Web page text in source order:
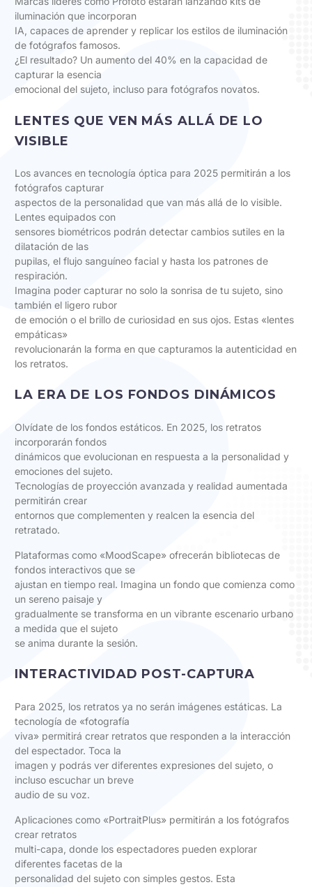
iluminación que incorporan
IA, capaces de aprender y replicar los estilos de iluminación
de fotógrafos famosos.
¿El resultado? Un aumento del 40% en la capacidad de
capturar la esencia
emocional del sujeto, incluso para fotógrafos novatos.
LENTES QUE VEN MÁS ALLÁ DE LO
VISIBLE
Los avances en tecnología óptica para 2025 permitirán a los
fotógrafos capturar
aspectos de la personalidad que van más allá de lo visible.
Lentes equipados con
sensores biométricos podrán detectar cambios sutiles en la
dilatación de las
pupilas, el flujo sanguíneo facial y hasta los patrones de
respiración.
Imagina poder capturar no solo la sonrisa de tu sujeto, sino
también el ligero rubor
de emoción o el brillo de curiosidad en sus ojos. Estas «lentes
empáticas»
revolucionarán la forma en que capturamos la autenticidad en
los retratos.
LA ERA DE LOS FONDOS DINÁMICOS
Olvídate de los fondos estáticos. En 2025, los retratos
incorporarán fondos
dinámicos que evolucionan en respuesta a la personalidad y
emociones del sujeto.
Tecnologías de proyección avanzada y realidad aumentada
permitirán crear
entornos que complementen y realcen la esencia del
retratado.
Plataformas como «MoodScape» ofrecerán bibliotecas de
fondos interactivos que se
ajustan en tiempo real. Imagina un fondo que comienza como
un sereno paisaje y
gradualmente se transforma en un vibrante escenario urbano
a medida que el sujeto
se anima durante la sesión.
INTERACTIVIDAD POST-CAPTURA
Para 2025, los retratos ya no serán imágenes estáticas. La
tecnología de «fotografía
viva» permitirá crear retratos que responden a la interacción
del espectador. Toca la
imagen y podrás ver diferentes expresiones del sujeto, o
incluso escuchar un breve
audio de su voz.
Aplicaciones como «PortraitPlus» permitirán a los fotógrafos
crear retratos
multi-capa, donde los espectadores pueden explorar
diferentes facetas de la
personalidad del sujeto con simples gestos. Esta